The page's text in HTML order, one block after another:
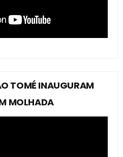
TOMÉ INAUGURAM
MOLHADA